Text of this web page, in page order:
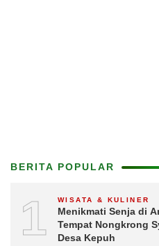
BERITA POPULAR
1 WISATA & KULINER
Menikmati Senja di
Tempat Nongkrong
Desa Kepuh